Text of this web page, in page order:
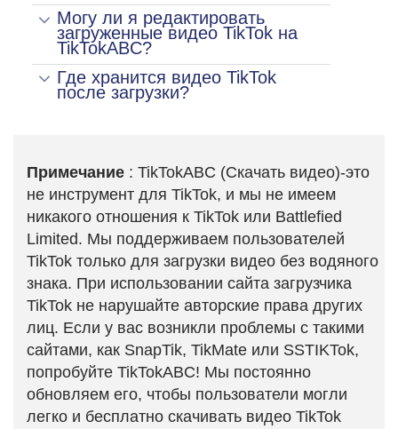
Могу ли я редактировать
загруженные видео TikTok на
TikTokABC?
Где хранится видео TikTok
после загрузки?
Примечание : TikTokABC (Скачать видео)-это
не инструмент для TikTok, и мы не имеем
никакого отношения к TikTok или Battlefied
Limited. Мы поддерживаем пользователей
TikTok только для загрузки видео без водяного
знака. При использовании сайта загрузчика
TikTok не нарушайте авторские права других
лиц. Если у вас возникли проблемы с такими
сайтами, как SnapTik, TikMate или SSTIKTok,
попробуйте TikTokABC! Мы постоянно
обновляем его, чтобы пользователи могли
легко и бесплатно скачивать видео TikTok